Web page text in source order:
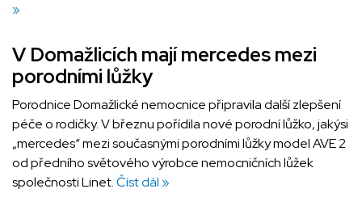
»
V Domažlicích mají mercedes mezi
porodními lůžky
Porodnice Domažlické nemocnice připravila další zlepšení
péče o rodičky. V březnu pořídila nové porodní lůžko, jakýsi
„mercedes“ mezi současnými porodními lůžky model AVE 2
od předního světového výrobce nemocničních lůžek
společnosti Linet.Číst dál »